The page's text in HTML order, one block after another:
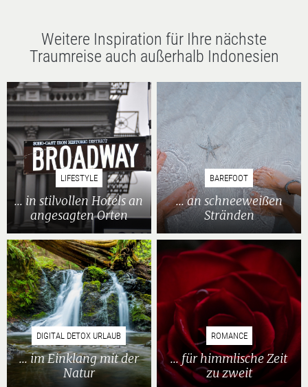
Weitere Inspiration für Ihre nächste
Traumreise auch außerhalb Indonesien
LIFESTYLE
... in stilvollen Hotels an
angesagten Orten
BAREFOOT
... an schneeweißen
Stränden
DIGITAL DETOX URLAUB
... im Einklang mit der
Natur
ROMANCE
... für himmlische Zeit
zu zweit